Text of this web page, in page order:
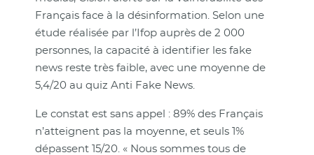
Français face à la désinformation. Selon une
étude réalisée par l’Ifop auprès de 2 000
personnes, la capacité à identifier les fake
news reste très faible, avec une moyenne de
5,4/20 au quiz Anti Fake News.
Le constat est sans appel : 89% des Français
n’atteignent pas la moyenne, et seuls 1%
dépassent 15/20. « Nous sommes tous de